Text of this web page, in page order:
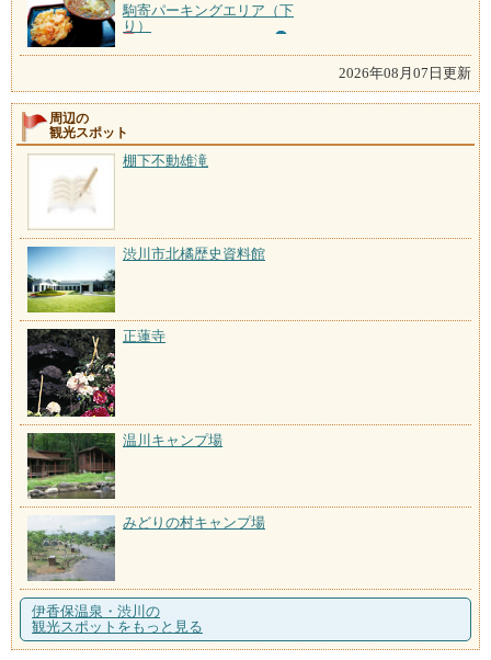
駒寄パーキングエリア（下
り）
2026年08月07日更新
周辺の
観光スポット
棚下不動雄滝
渋川市北橘歴史資料館
正蓮寺
温川キャンプ場
みどりの村キャンプ場
伊香保温泉・渋川の
観光スポットをもっと見る